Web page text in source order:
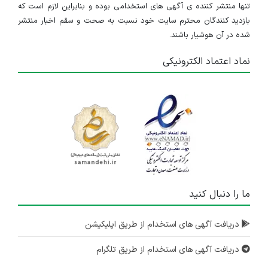
تنها منتشر کننده ی آگهی های استخدامی بوده و بنابراین لازم است که
بازدید کنندگان محترم سایت خود نسبت به صحت و سقم اخبار منتشر
شده در آن هوشیار باشند.
نماد اعتماد الکترونیکی
ما را دنبال کنید
دریافت آگهی های استخدام از طریق اپلیکیشن
دریافت آگهی های استخدام از طریق تلگرام